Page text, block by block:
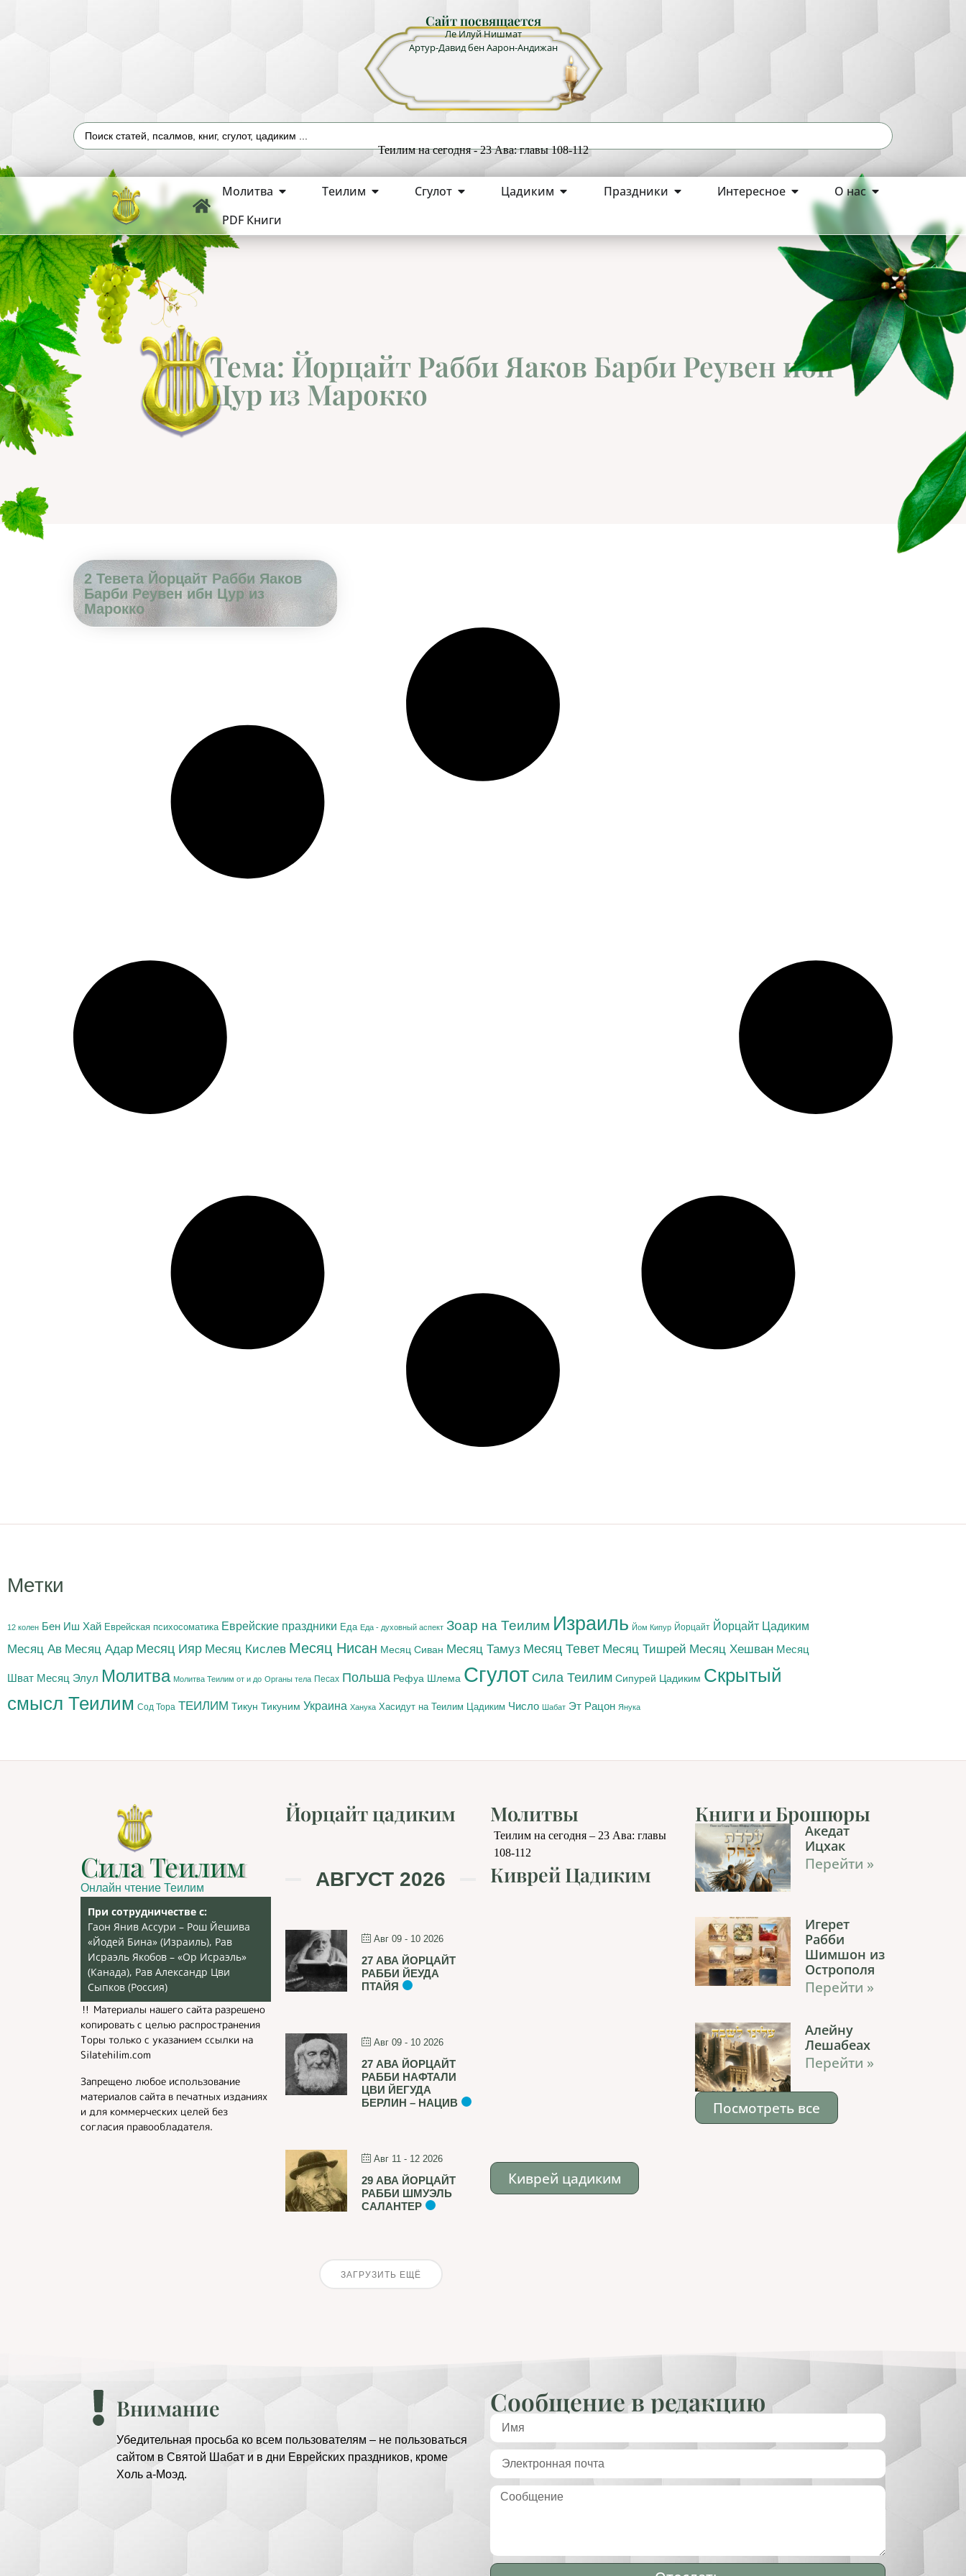
Сайт посвящается
Ле Илуй Нишмат
Артур-Давид бен Аарон-Андижан
Теилим на сегодня - 23 Ава: главы 108-112
Молитва Теилим Сгулот Цадиким Праздники Интересное
О нас
PDF Книги
Тема: Йорцайт Рабби Яаков Барби Реувен ибн
Цур из Марокко
2 Тевета Йорцайт Рабби Яаков
Барби Реувен ибн Цур из
Марокко
Метки
12 колен Бен Иш Хай Еврейская психосоматика Еврейские праздники Еда Еда - духовный аспект Зоар на Теилим Израиль Йом Кипур Йорцайт Йорцайт Цадиким
Месяц Ав Месяц Адар Месяц Ияр Месяц Кислев Месяц Нисан Месяц Сиван Месяц Тамуз Месяц Тевет Месяц Тишрей Месяц Хешван Месяц
Шват Месяц Элул Молитва Молитва Теилим от и до Органы тела Песах Польша Рефуа Шлема Сгулот Сила Теилим Сипурей Цадиким Скрытый
смысл Теилим Сод Тора ТЕИЛИМ Тикун Тикуним Украина Ханука Хасидут на Теилим Цадиким Число Шабат Эт Рацон Янука
Сила Теилим
Онлайн чтение Теилим
При сотрудничестве с:
Гаон Янив Ассури – Рош Йешива
«Йодей Бина» (Израиль), Рав
Исраэль Якобов – «Ор Исраэль»
(Канада), Рав Александр Цви
Сыпков (Россия)
‼️ Материалы нашего сайта разрешено
копировать с целью распространения
Торы только с указанием ссылки на
Silatehilim.com
Запрещено любое использование
материалов сайта в печатных изданиях
и для коммерческих целей без
согласия правообладателя.
Йорцайт цадиким
АВГУСТ 2026
Авг 09 - 10 2026
27 АВА ЙОРЦАЙТ
РАББИ ЙЕУДА
ПТАЙЯ
Авг 09 - 10 2026
27 АВА ЙОРЦАЙТ
РАББИ НАФТАЛИ
ЦВИ ЙЕГУДА
БЕРЛИН – НАЦИВ
Авг 11 - 12 2026
29 АВА ЙОРЦАЙТ
РАББИ ШМУЭЛЬ
САЛАНТЕР
ЗАГРУЗИТЬ ЕЩЁ
Молитвы
Теилим на сегодня – 23 Ава: главы
108-112
Киврей Цадиким
Киврей цадиким
Книги и Брошюры
Акедат
Ицхак
Перейти »
Игерет
Рабби
Шимшон из
Острополя
Перейти »
Алейну
Лешабеах
Перейти »
Посмотреть все
Внимание
Убедительная просьба ко всем пользователям – не пользоваться
сайтом в Святой Шабат и в дни Еврейских праздников, кроме
Холь а-Моэд.
Сообщение в редакцию